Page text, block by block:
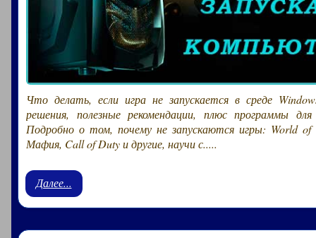
Что делать, если игра не запускается в среде
решения, полезные рекомендации, плюс программы
Подробно о том, почему не запускаются игры: World of
Мафия, Call of Duty и другие, научи с.....
Далее...